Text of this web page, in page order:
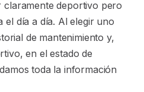
claramente deportivo pero
el día a día. Al elegir uno
de mantenimiento y,
en el estado de
toda la información